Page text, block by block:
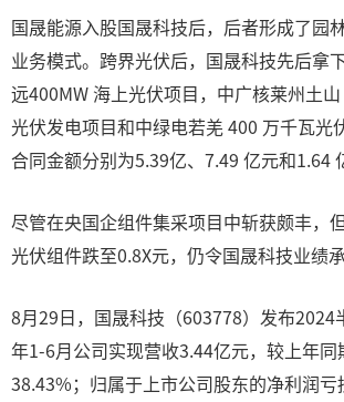
国晟能源入股国晟科技后，后者形成了园
业务模式。跨界光伏后，国晟科技先后拿
远400MW 海上光伏项目，中广核莱州土
光伏发电项目和中绿电若羌 400 万千瓦光
合同金额分别为5.39亿、7.49 亿元和1.64
尽管在央国企组件集采项目中斩获颇丰，
光伏组件跌至0.8X元，仍令国晟科技业绩承
8月29日，国晟科技（603778）发布2024
年1-6月公司实现营收3.44亿元，较上年
38.43%；归属于上市公司股东的净利润亏